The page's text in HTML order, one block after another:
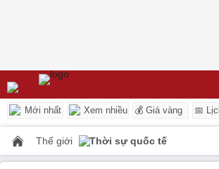
Mới nhất Xem nhiều 💰 Giá vàng 📅
Thế giới Thời sự quốc tế